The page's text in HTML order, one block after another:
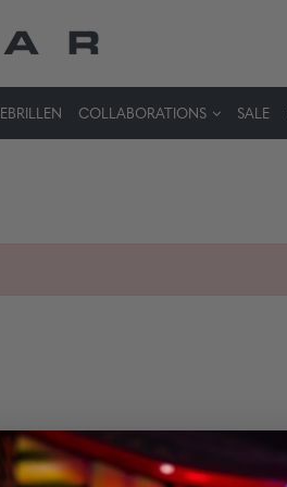
COLLABORATIONS SALE